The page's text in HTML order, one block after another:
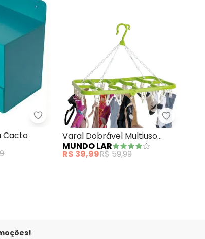
Cacto MdfLar e Lazer - Baú com Gaveta Cacto
Cacto
Mundo
Varal Dobrável Multiuso
Sortido
MUNDO LAR
R$ 39,99R$ 59,99